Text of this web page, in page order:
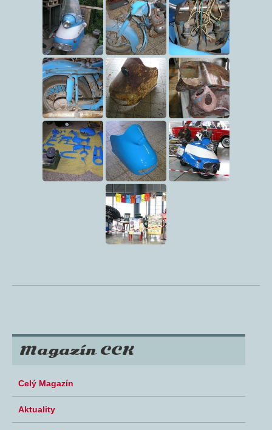
Magazín CCK
Celý Magazín
Aktuality